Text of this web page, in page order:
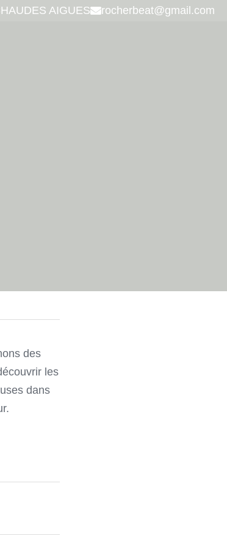
AIGUES rocherbeat@gmail.com
des
les
dans